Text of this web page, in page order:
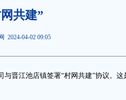
共建”
2024-04-02 09:05
晋江池店镇签署“村网共建”协议。这